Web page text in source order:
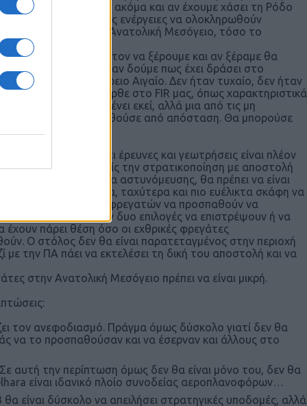
… ακόμα και αν έχουμε χάσει τη Ρόδο
οι επιθετικές ενέργειες να ολοκληρωθούν
κάνει βόλτες στην Ανατολική Μεσόγειο, τόσο το
Είναι αδύνατον να ξέρουμε και αν ξέραμε θα
επιθετικά, αλλά αν δούμε πως έχει δράσει στο
αλλά στο βόρειο Αιγαίο. Δεν ήταν τυχαίο, δεν ήταν
πήρε ο αέρας και ήρθε στο FIR μας, όπως χαρακτηριστικά
στόλο να το περιμένει εκεί, αλλά μια από τις μη
και παρακολουθούσε από απόσταση. Θα μπορούσε
και να αποτρέψει έρευνες και γεωτρήσεις είναι πλέον
προκαλέσουμε εμείς την στρατικοποίηση με αποστολή
είναι θέμα αστυνόμευσης, θα πρέπει να είναι
πρέπει με μικρότερα, ταχύτερα και πιο ευέλικτα σκάφη να
εικόνας, Τουρκικών φρεγατών να προσπαθούν να
Οι Τούρκοι θα έχουν δυο επιλογές να επιστρέψουν ή να
πάρει θέση όσο οι εχθρικές φρεγάτες
Ο στόλος δεν θα είναι παρατεταγμένος στην περιοχή
την ΠΑ πάει να εκτελέσει τη δική του αποστολή και να
στην Ανατολική Μεσόγειο πρέπει να είναι μικρή.
τον ανεφοδιασμό. Πράγμα όμως δύσκολο γιατί δεν θα
να το προσπαθούσαν και να έσερναν και άλλους στο
αυτή την περίπτωση όμως δεν θα είναι μόνο του, δεν θα
είναι ιδανικό πλοίο συνοδείας αεροπλανοφόρων…
είναι δύσκολο να απειλήσει στρατηγικές υποδομές, αλλά